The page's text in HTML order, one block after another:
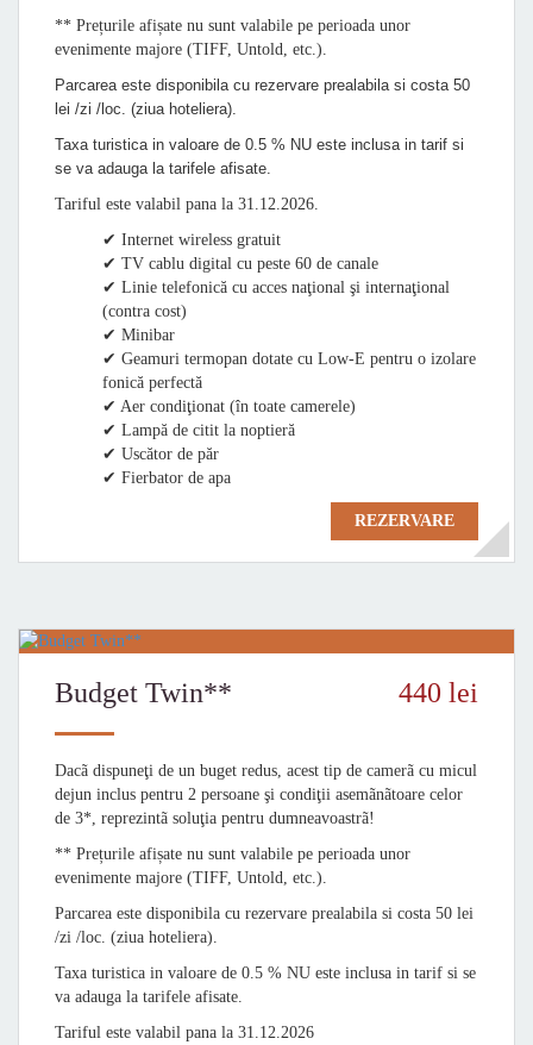
** Prețurile afișate nu sunt valabile pe perioada unor
evenimente majore (TIFF, Untold, etc.).
Parcarea este disponibila cu rezervare prealabila si costa 50
lei /zi /loc. (ziua hoteliera).
Taxa turistica in valoare de 0.5 % NU este inclusa in tarif si
se va adauga la tarifele afisate.
Tariful este valabil pana la 31.12.2026.
✔ Internet wireless gratuit
✔ TV cablu digital cu peste 60 de canale
✔ Linie telefonică cu acces naţional şi internaţional
(contra cost)
✔ Minibar
✔ Geamuri termopan dotate cu Low-E pentru o izolare
fonică perfectă
✔ Aer condiţionat (în toate camerele)
✔ Lampă de citit la noptieră
✔ Uscător de păr
✔ Fierbator de apa
REZERVARE
Budget Twin** 440 lei
Dacã dispuneţi de un buget redus, acest tip de camerã cu micul
dejun inclus pentru 2 persoane şi condiţii asemãnãtoare celor
de 3*, reprezintã soluţia pentru dumneavoastrã!
** Prețurile afișate nu sunt valabile pe perioada unor
evenimente majore (TIFF, Untold, etc.).
Parcarea este disponibila cu rezervare prealabila si costa 50 lei
/zi /loc. (ziua hoteliera).
Taxa turistica in valoare de 0.5 % NU este inclusa in tarif si se
va adauga la tarifele afisate.
Tariful este valabil pana la 31.12.2026